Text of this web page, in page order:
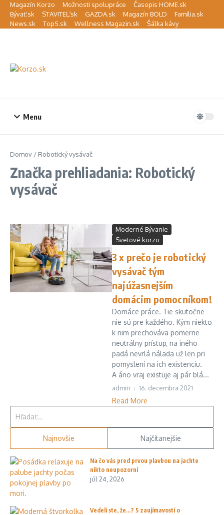
Preskočiť na obsah
Magazín Korzo Možnosti spolupráce
Časopis HOME.sk
Bývať.sk
STAVITEĽ.sk GAZDA.sk Magazín BOLD
Família.sk
News.sk
Top5.sk Wellness Magazin.sk Šálka kávy
Menu
Domov / Robotický vysávač
Značka prehliadania: Robotický
vysávač
Moderné Bývanie
Svetové korzo
3 x prečo je robotický
vysávač tým
najúžasnejším
domácim pomocníkom!
Domáce práce. Tie skutočne
nie sú pre každého. Kým niekto
k nim prechováva pomerne
neutrálny prístup, na iného
padá nevrlá nálada už len pri
pomyslení na ich existenciu.
A áno vraj existuje aj pár blá...
admin 16. decembra 2021
Read More
Najnovšie Najčítanejšie
Na čo vás pred prvou plavbou na jachte
nikto neupozorní
júl 24, 2026
Vedeli ste, že…? 5 zaujímavostí o